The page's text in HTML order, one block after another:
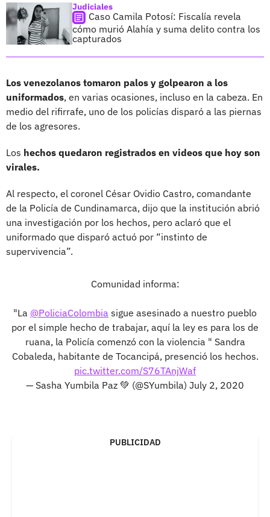
Judiciales
Caso Camila Potosí: Fiscalía revela
cómo murió Alahía y suma delito contra los
capturados
Los venezolanos tomaron palos y golpearon a los
uniformados, en varias ocasiones, incluso en la cabeza. En
medio del rifirrafe, uno de los policías disparó a las piernas
de los agresores.
Los hechos quedaron registrados en videos que hoy son
virales.
Al respecto, el coronel César Ovidio Castro, comandante
de la Policía de Cundinamarca, dijo que la institución abrió
una investigación por los hechos, pero aclaró que el
uniformado que disparó actuó por “instinto de
supervivencia”.
Comunidad informa:
"La @PoliciaColombia sigue asesinado a nuestro pueblo
por el simple hecho de trabajar, aquí la ley es para los de
ruana, la Policía comenzó con la violencia " Sandra
Cobaleda, habitante de Tocancipá, presenció los hechos.
pic.twitter.com/S76TAnjWaf
— Sasha Yumbila Paz 💚 (@SYumbila) July 2, 2020
PUBLICIDAD